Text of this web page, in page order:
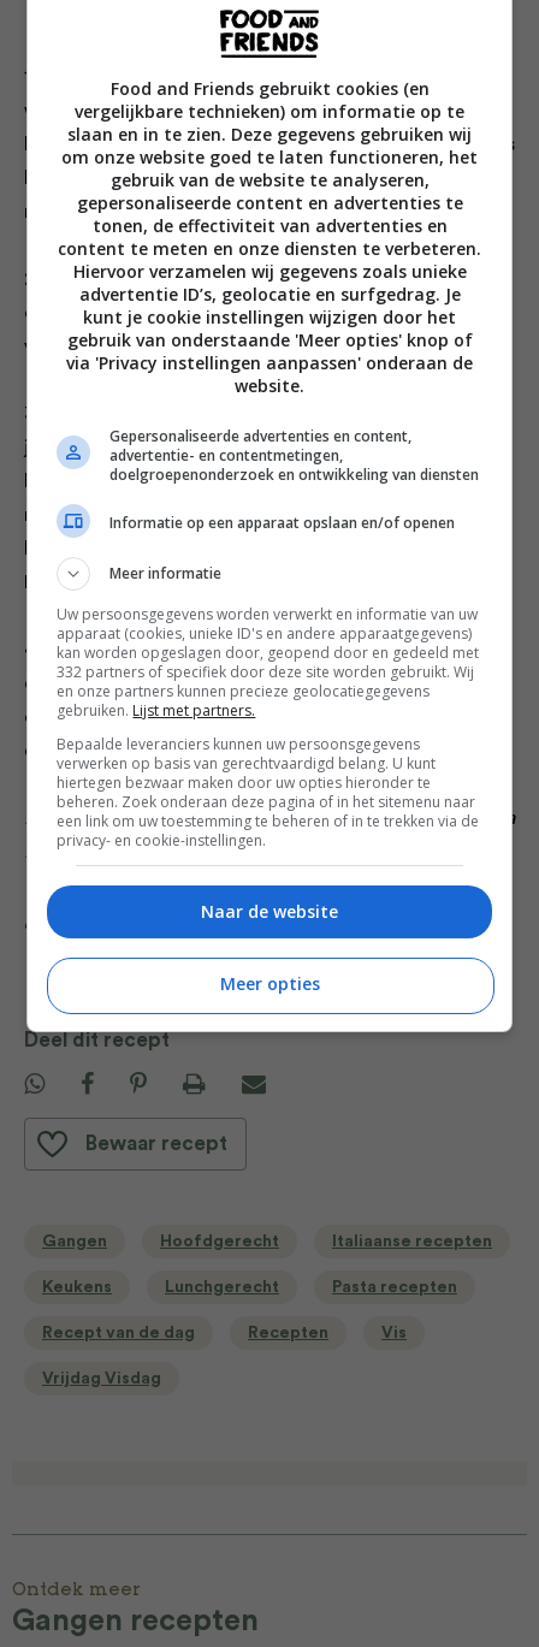
1. Controleer de vongole en doe kapotte exemplaren
weg. Tik de nog openstaande vongole op de rand van
het aanrecht. Als de schelp uiteindelijk wel dichtgaat is
hij nog goed. Leg de gecontroleerde vongole in een
ruime bak met water en spoel ze goed schoon.
2. Breng een pan water met zout aan de kook en kook
de linguine beetgaar volgens de bereidingswijze op de
verpakking.
3. Circa 6 minuten voordat de linguine gaar zijn verhit
je een scheutje olijfolie in een grote pan. Fruit de
knoflook, chilivlokken en tomaat circa 2 minuten op
middelhoog vuur. Voeg de vongole toe, draai het vuur
Leg het deksel op de pan en laat deze er 2 minuten op.
4. Neem het deksel van de pan, schep de linguine en
de peterselie erbij en breng op smaak met peper en
eventueel nog wat zout. Verwarm nog circa 2 minuten
en bedruppel met olijfolie.
Dit recept komt uit het boek ‘De Pastabijbel’ van Roberta
Pagnier en Lotje Deelman (€29,99, Uitgeverij Carrera).
[Credits: fotografie Simone van den Berg].
Deel dit recept
Bewaar recept
Gangen Hoofdgerecht Italiaanse recepten
Keukens Lunchgerecht Pasta recepten
Recept van de dag Recepten Vis
Vrijdag Visdag
Ontdek meer
Gangen recepten
Food and Friends gebruikt cookies (en
vergelijkbare technieken) om informatie op te
slaan en in te zien. Deze gegevens gebruiken wij
om onze website goed te laten functioneren, het
gebruik van de website te analyseren,
gepersonaliseerde content en advertenties te
tonen, de effectiviteit van advertenties en
content te meten en onze diensten te verbeteren.
Hiervoor verzamelen wij gegevens zoals unieke
advertentie ID’s, geolocatie en surfgedrag. Je
kunt je cookie instellingen wijzigen door het
gebruik van onderstaande 'Meer opties' knop of
via 'Privacy instellingen aanpassen' onderaan de
website.
Gepersonaliseerde advertenties en content,
advertentie- en contentmetingen,
doelgroepenonderzoek en ontwikkeling van diensten
Informatie op een apparaat opslaan en/of openen
Meer informatie
Uw persoonsgegevens worden verwerkt en informatie van uw
apparaat (cookies, unieke ID's en andere apparaatgegevens)
kan worden opgeslagen door, geopend door en gedeeld met
332 partners of specifiek door deze site worden gebruikt. Wij
en onze partners kunnen precieze geolocatiegegevens
gebruiken. Lijst met partners.
Bepaalde leveranciers kunnen uw persoonsgegevens
verwerken op basis van gerechtvaardigd belang. U kunt
hiertegen bezwaar maken door uw opties hieronder te
beheren. Zoek onderaan deze pagina of in het sitemenu naar
een link om uw toestemming te beheren of in te trekken via de
privacy- en cookie-instellingen.
Naar de website
Meer opties